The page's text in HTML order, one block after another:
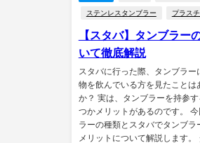
ステンレスタンブラー プラス
【スタバ】タンブラー
いて徹底解説
スタバに行った際、タンブラー
物を飲んでいる方を見たことは
か？ 実は、タンブラーを持参す
つかメリットがあるのです。
ラーの種類とスタバでタンブラ
メリットについて解説します。